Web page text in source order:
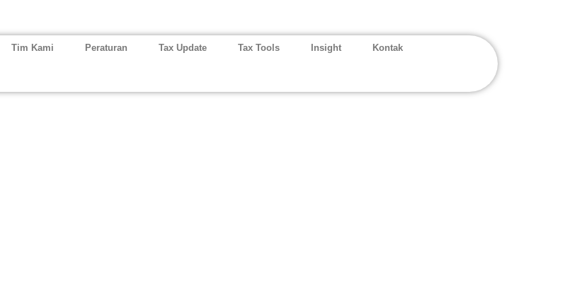
Tim Kami Peraturan Tax Update Tax Tools Insight Kontak